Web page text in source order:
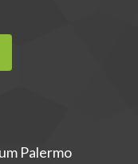
Palermo